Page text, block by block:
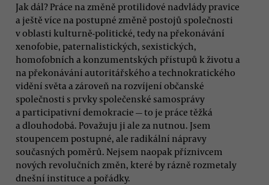
Jak dál? Práce na změně protilidové nadvlády pravice
a ještě více na postupné změně postojů společnosti
v oblasti kulturně-politické, tedy na překonávání
xenofobie, paternalistických, sexistických,
homofobních a konzumentských přístupů k životu a
na překonávání autoritářského a technokratického
vidění světa a zároveň na rozvíjení občanské
společnosti s prvky společenské samosprávy
a participativní demokracie — to je práce těžká
a dlouhodobá. Považuju ji ale za nutnou. Jsem
stoupencem postupné, ale radikální nápravy
současných poměrů. Nejsem naopak příznivcem
nových revolučních změn, které by rázně rozmetaly
dnešní instituce a pořádky.